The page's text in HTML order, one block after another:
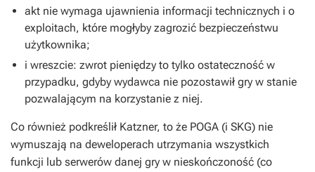
akt nie wymaga ujawnienia informacji technicznych i o
exploitach, które mogłyby zagrozić bezpieczeństwu
użytkownika;
i wreszcie: zwrot pieniędzy to tylko ostateczność w
przypadku, gdyby wydawca nie pozostawił gry w stanie
pozwalającym na korzystanie z niej.
Co również podkreślił Katzner, to że POGA (i SKG) nie
wymuszają na deweloperach utrzymania wszystkich
funkcji lub serwerów danej gry w nieskończoność (co